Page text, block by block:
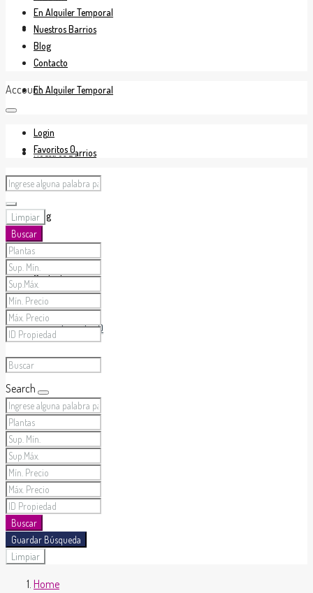
En Venta
En Alquiler Temporal
Nuestros Barrios
Blog
Contacto
Favoritos0
En Alquiler Temporal
Nuestros Barrios
Blog
Contacto
Account
Login
Favoritos0
Limpiar
Buscar
Search
Buscar
Guardar Búsqueda
Limpiar
Home